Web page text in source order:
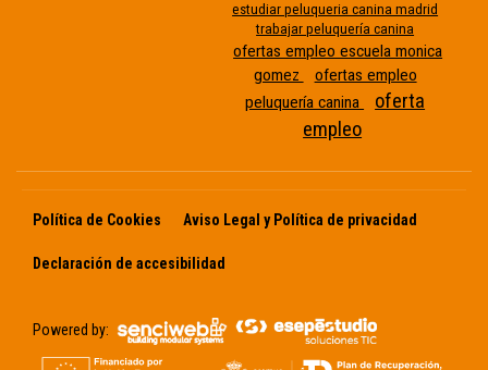
sin
nombre
estudiar peluqueria canina madrid
trabajar peluquería canina
ofertas empleo escuela monica
gomez
ofertas empleo
peluquería canina
oferta
empleo
Política de Cookies Aviso Legal y Política de privacidad
Declaración de accesibilidad
Powered by: